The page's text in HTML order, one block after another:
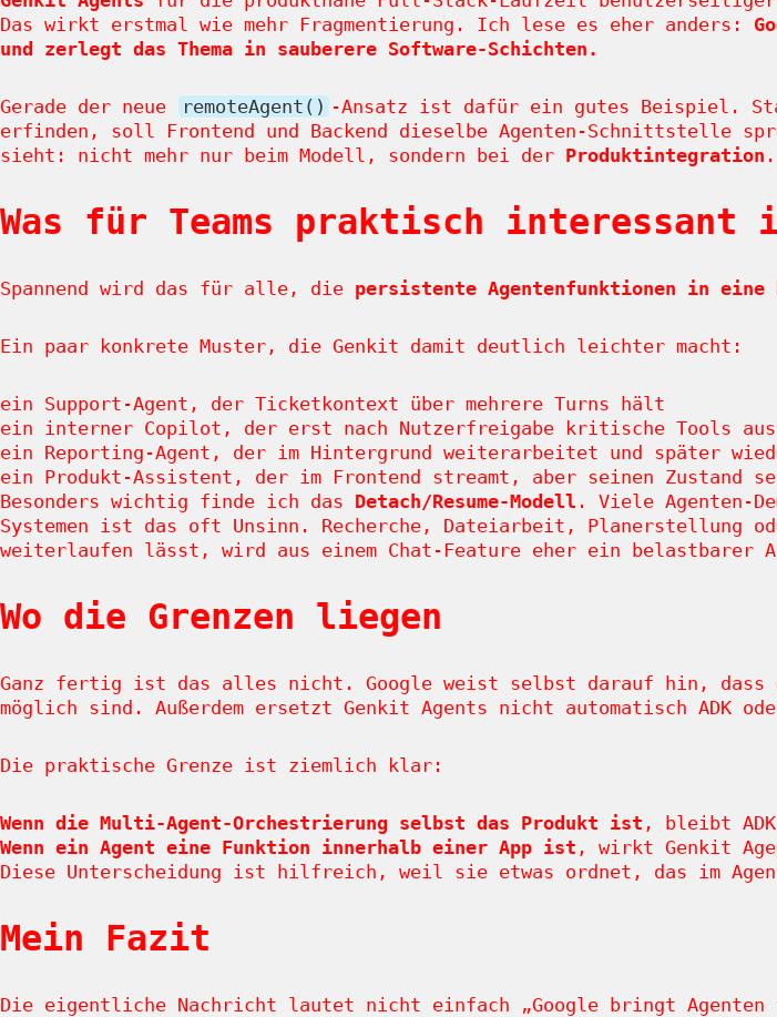
Das wirkt erstmal wie mehr Fragmentierung. Ich lese es eher anders:
und zerlegt das Thema in sauberere Software-Schichten.
Gerade der neue remoteAgent() -Ansatz ist dafür ein gutes Beispiel.
erfinden, soll Frontend und Backend dieselbe Agenten-Schnittstelle
sieht: nicht mehr nur beim Modell, sondern bei der Produktintegration .
Was für Teams praktisch interessant
Spannend wird das für alle, die persistente Agentenfunktionen in eine
Ein paar konkrete Muster, die Genkit damit deutlich leichter macht:
ein Support-Agent, der Ticketkontext über mehrere Turns hält
ein interner Copilot, der erst nach Nutzerfreigabe kritische Tools
ein Reporting-Agent, der im Hintergrund weiterarbeitet und später
ein Produkt-Assistent, der im Frontend streamt, aber seinen Zustand
Besonders wichtig finde ich das Detach/Resume-Modell . Viele Agenten-
Systemen ist das oft Unsinn. Recherche, Dateiarbeit, Planerstellung
weiterlaufen lässt, wird aus einem Chat-Feature eher ein belastbarer
Wo die Grenzen liegen
Ganz fertig ist das alles nicht. Google weist selbst darauf hin, dass
möglich sind. Außerdem ersetzt Genkit Agents nicht automatisch ADK
Die praktische Grenze ist ziemlich klar:
Wenn die Multi-Agent-Orchestrierung selbst das Produkt ist , bleibt
Wenn ein Agent eine Funktion innerhalb einer App ist , wirkt Genkit
Diese Unterscheidung ist hilfreich, weil sie etwas ordnet, das im
Mein Fazit
Die eigentliche Nachricht lautet nicht einfach „Google bringt